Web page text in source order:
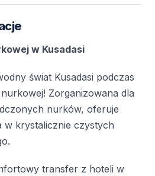
Doświadczenie na
coś więcej niż zwykła
spotkanie ze
światem podwodnym Morza
opieka, warunki przyjazne
miejsca nurkowe
propozycja dla osób
w Kusadasi
świat Kusadasi podczas
Zorganizowana dla
nurków, oferuje
w krystalicznie czystych
transfer z hoteli w